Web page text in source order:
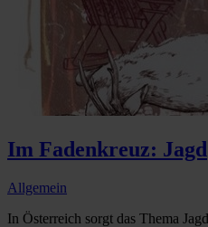
Im Fadenkreuz: Jagd
Allgemein
In Österreich sorgt das Thema